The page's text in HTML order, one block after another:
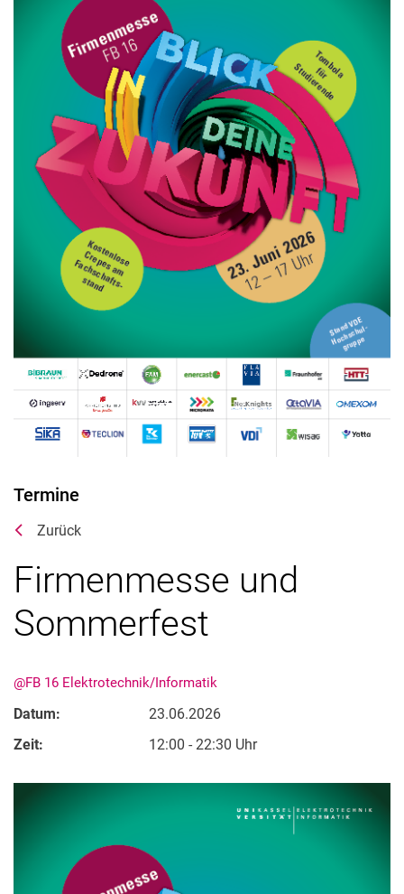
Verwandte Links
Termine
Zurück
Firmenmesse und
Sommerfest
@FB 16 Elektrotechnik/Informatik
Datum:
23.06.2026
Zeit:
12:00 - 22:30 Uhr